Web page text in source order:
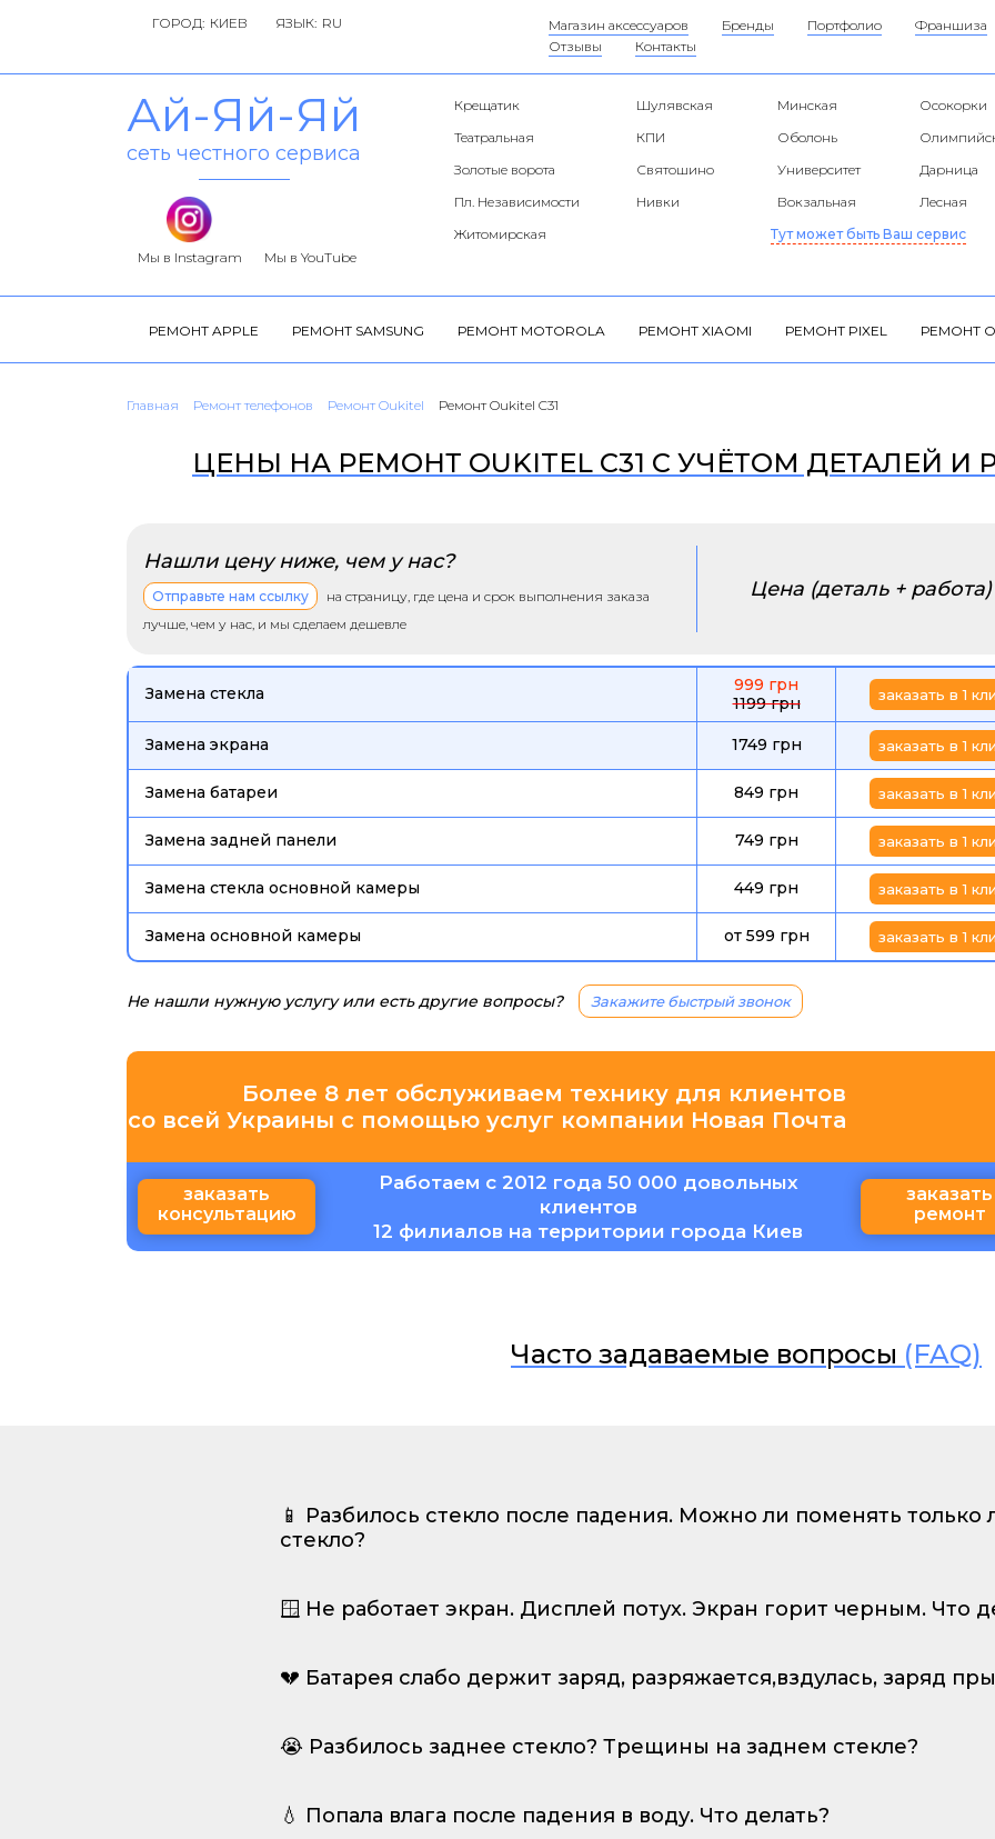
ГОРОД: ЯЗЫК: Магазин аксессуаров Бренды Портфолио Франшиза
Отзывы
Контакты
Ай-Яй-Яй
сеть честного сервиса
Мы в Instagram Мы в YouTube
Крещатик Шулявская Минская
Осокорки
Театральная
КПИ Оболонь
Золотые ворота
Святошино Университет
Дарница
Пл. Независимости
Нивки Вокзальная
Лесная
Житомирская
Тут может быть Ваш сервис
РЕМОНТ APPLE РЕМОНТ SAMSUNG РЕМОНТ MOTOROLA РЕМОНТ XIAOMI РЕМОНТ PIXEL РЕМОНТ
Главная Ремонт телефонов Ремонт Oukitel Ремонт Oukitel C31
ЦЕНЫ НА РЕМОНТ OUKITEL C31 С УЧЁТОМ ДЕТАЛЕЙ И
Нашли цену ниже, чем у нас?
Отправьте нам ссылку
на страницу, где цена и срок выполнения заказа
лучше, чем у нас, и мы сделаем дешевле
Цена (деталь + работа)
Замена стекла
999 грн
1199 грн
заказать в 1
Замена экрана 1749 грн заказать в 1
Замена батареи 849 грн заказать в 1
Замена задней панели 749 грн заказать в 1
Замена стекла основной камеры 449 грн заказать в 1
Замена основной камеры от 599 грн заказать в 1
Не нашли нужную услугу или есть другие вопросы? Закажите быстрый звонок
Более 8 лет обслуживаем технику для клиентов
со всей Украины с помощью услуг компании Новая Почта
заказать
консультацию
Работаем с 2012 года 50 000 довольных
клиентов
12 филиалов на территории города Киев
заказать
ремонт
Часто задаваемые вопросы (FAQ)
📱 Разбилось стекло после падения. Можно ли поменять только
стекло?
🪟 Не работает экран. Дисплей потух. Экран горит черным. Что
💔 Батарея слабо держит заряд, разряжается,вздулась, заряд
😭 Разбилось заднее стекло? Трещины на заднем стекле?
💧 Попала влага после падения в воду. Что делать?